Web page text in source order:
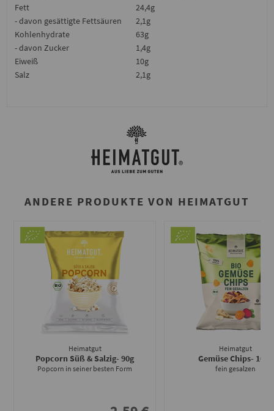
Fett
24,4g
- davon gesättigte Fettsäuren
2,1g
Kohlenhydrate
63g
- davon Zucker
1,4g
Eiweiß
10g
Salz
2,1g
ANDERE PRODUKTE VON HEIMATGUT
Heimatgut
Popcorn Süß & Salzig- 90g
Popcorn in seiner besten Form
Heimatgut
Gemüse Chips- 100g
fein gesalzen